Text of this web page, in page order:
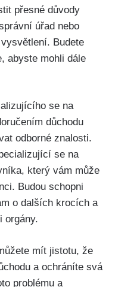
přesné důvody
úřad nebo
Budete
abyste mohli dále
se na
důchodu
odborné znalosti.
se na
který vám může
Budou schopni
o dalších krocích a
orgány.
mít jistotu, že
a ochráníte svá
problému a